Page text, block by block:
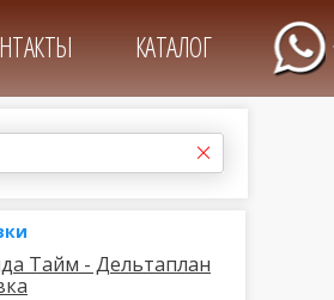
КАТАЛОГ
Тайм - Дельтаплан